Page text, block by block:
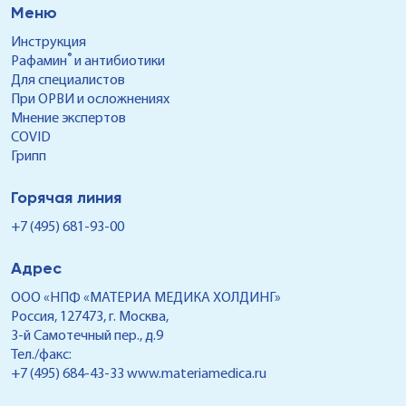
Меню
Инструкция
Рафамин® и антибиотики
Для специалистов
При ОРВИ и осложнениях
Мнение экспертов
COVID
Грипп
Горячая линия
+7 (495) 681-93-00
Адрес
ООО «НПФ «МАТЕРИА МЕДИКА ХОЛДИНГ»
Россия, 127473, г. Москва,
3-й Самотечный пер., д.9
Тел./факс:
+7 (495) 684-43-33 www.materiamedica.ru